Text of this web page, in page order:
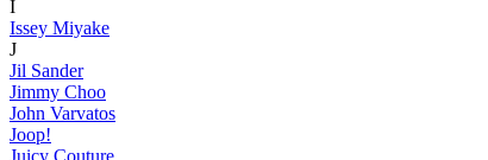
I
Issey Miyake
J
Jil Sander
Jimmy Choo
John Varvatos
Joop!
Juicy Couture